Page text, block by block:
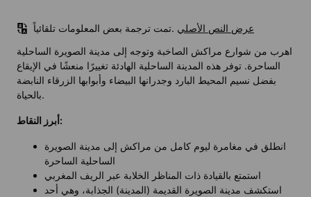
تمت ترجمة بعض المعلومات تلقائياً. عرض النص الأصلي
اهرب من شوارع مراكش الصاخبة وتوجه إلى مدينة الصويرة الساحلية
الساحرة. توفر هذه المدينة الساحلية الهادئة تغييرًا منعشًا في الإيقاع
بفضل نسيم المحيط البارد وجدرانها البيضاء وأبوابها الزرقاء النابضة
بالحياة.
أبرز النقاط:
انطلق في مغامرة ليوم كامل من مراكش إلى مدينة الصويرة
الساحلية الساحرة
استمتع بالقيادة ذات المناظر الخلابة عبر الريف المغربي
استكشف مدينة الصويرة القديمة (المدينة) الجذابة، وهي أحد